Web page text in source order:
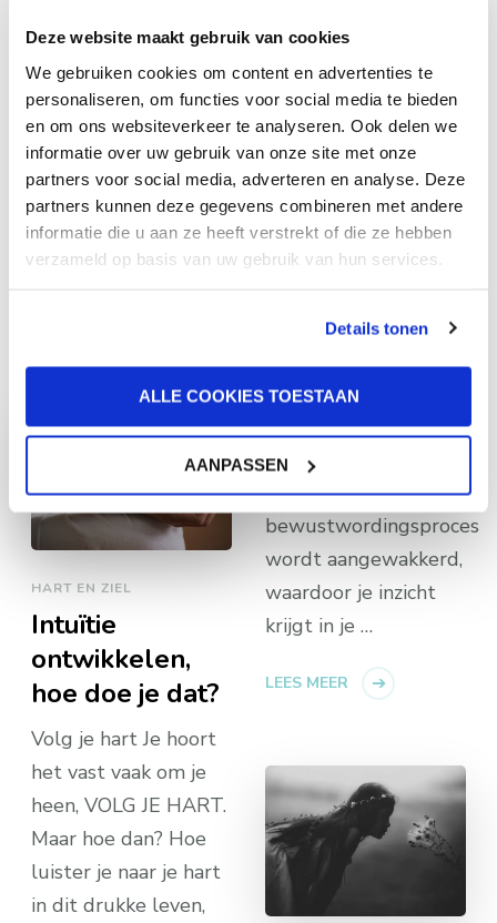
Deze website maakt gebruik van cookies
We gebruiken cookies om content en advertenties te
personaliseren, om functies voor social media te bieden
en om ons websiteverkeer te analyseren. Ook delen we
informatie over uw gebruik van onze site met onze
partners voor social media, adverteren en analyse. Deze
partners kunnen deze gegevens combineren met andere
informatie die u aan ze heeft verstrekt of die ze hebben
verzameld op basis van uw gebruik van hun services.
Details tonen
ALLE COOKIES TOESTAAN
AANPASSEN
bericht.Je worstelt
met een vraag en
ineens ligt er een
witte veer voor je
voeten.Een vlinder
danst om je heen net
op het moment dat
je …
is universele
levensenergie. Deze
energie werkt op alle
holistische niveaus:
fysiek, emotioneel,
mentaal, spiritueel en
energetisch. Het is
een geneeswijze
behandelaar de
universele
levensenergie via
handoplegging
doorgeeft aan jou, als
ontvanger. Je
bewustwordingsproces
wordt aangewakkerd,
waardoor je inzicht
krijgt in je …
LEES MEER
HART EN ZIEL
Intuïtie
ontwikkelen,
hoe doe je dat?
Volg je hart Je hoort
het vast vaak om je
heen, VOLG JE HART.
Maar hoe dan? Hoe
luister je naar je hart
in dit drukke leven,